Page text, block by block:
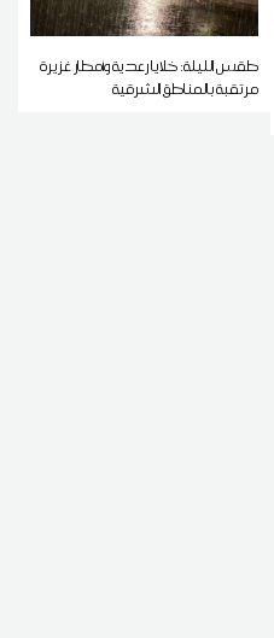
طقس الليلة: خلايا رعدية وأمطار غزيرة
مرتقبة بالمناطق الشرقية